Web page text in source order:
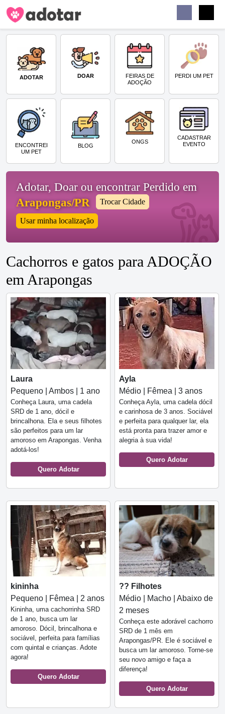
ADOTAR DOAR
FEIRAS DE
ADOÇÃO
PERDI UM PET
ENCONTREI
UM PET
BLOG
ONGS
CADASTRAR
EVENTO
Adotar, Doar ou encontrar Perdido em
Arapongas/PR
Trocar Cidade
Usar minha localização
Cachorros e gatos para ADOÇÃO
em Arapongas
Laura
Pequeno | Ambos | 1 ano
Conheça Laura, uma cadela
SRD de 1 ano, dócil e
brincalhona. Ela e seus filhotes
são perfeitos para um lar
amoroso em Arapongas. Venha
adotá-los!
Quero Adotar
Ayla
Médio | Fêmea | 3 anos
Conheça Ayla, uma cadela dócil
e carinhosa de 3 anos. Sociável
e perfeita para qualquer lar, ela
está pronta para trazer amor e
alegria à sua vida!
Quero Adotar
kininha
Pequeno | Fêmea | 2 anos
Kininha, uma cachorrinha SRD
de 1 ano, busca um lar
amoroso. Dócil, brincalhona e
sociável, perfeita para famílias
com quintal e crianças. Adote
agora!
Quero Adotar
?? Filhotes
Médio | Macho | Abaixo de
2 meses
Conheça este adorável cachorro
SRD de 1 mês em
Arapongas/PR. Ele é sociável e
busca um lar amoroso. Torne-se
seu novo amigo e faça a
diferença!
Quero Adotar